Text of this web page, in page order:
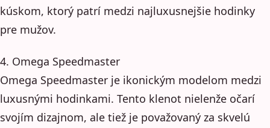
kúskom, ktorý patrí medzi najluxusnejšie hodinky
pre mužov.
4. Omega Speedmaster
Omega Speedmaster je ikonickým modelom medzi
luxusnými hodinkami. Tento klenot nielenže očarí
svojím dizajnom, ale tiež je považovaný za skvelú